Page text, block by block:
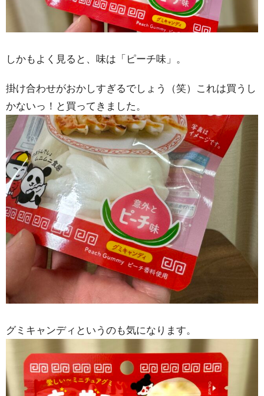
しかもよく見ると、味は「ピーチ味」。
掛け合わせがおかしすぎるでしょう（笑）これは買うし
かないっ！と買ってきました。
グミキャンディというのも気になります。